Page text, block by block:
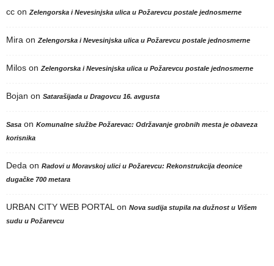
cc onZelengorska i Nevesinjska ulica u Požarevcu postale jednosmerne
Mira onZelengorska i Nevesinjska ulica u Požarevcu postale jednosmerne
Milos onZelengorska i Nevesinjska ulica u Požarevcu postale jednosmerne
Bojan on Satarašijada u Dragovcu 16. avgusta
Sasa on Komunalne službe Požarevac: Održavanje grobnih mesta je obaveza
korisnika
Deda on Radovi u Moravskoj ulici u Požarevcu: Rekonstrukcija deonice
dugačke 700 metara
URBAN CITY WEB PORTALon Nova sudija stupila na dužnost u Višem
sudu u Požarevcu